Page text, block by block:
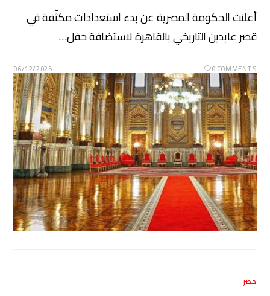
أعلنت الحكومة المصرية عن بدء استعدادات مكثّفة في
قصر عابدين التاريخي بالقاهرة لاستضافة حفل…
0 COMMENTS
06/12/2025
مصر